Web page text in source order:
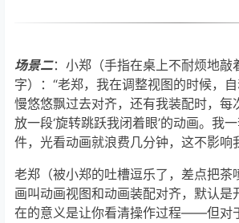
场景二：小郑（手指在桌上不耐烦地敲
字）：“老郑，我在调整视图的时候，
慢悠悠飘过去对齐，还有我装配时，每
放一段‘旋转跳跃我闭着眼’的动画。我
件，光看动画就浪费几分钟，这不影响
老郑（被小郑的吐槽逗乐了，差点把茶
画叫动画视图和动画装配对齐，默认是
在的意义是让你看清操作过程——但对